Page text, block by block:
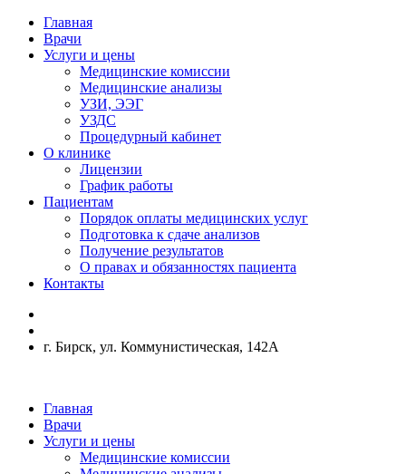
Главная
Врачи
Услуги и цены
Медицинские комиссии
Медицинские анализы
УЗИ, ЭЭГ
УЗДС
Процедурный кабинет
О клинике
Лицензии
График работы
Пациентам
Порядок оплаты медицинских услуг
Подготовка к сдаче анализов
Получение результатов
О правах и обязанностях пациента
Контакты
г. Бирск, ул. Коммунистическая, 142А
Главная
Врачи
Услуги и цены
Медицинские комиссии